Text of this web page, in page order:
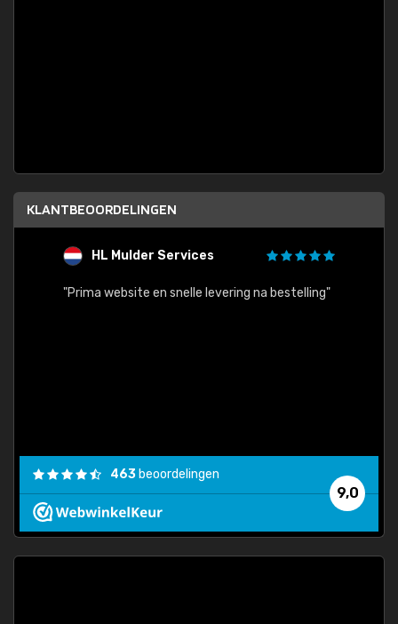
KLANTBEOORDELINGEN
HL Mulder Services
"Prima website en snelle levering na bestelling"
9,0
463 beoordelingen